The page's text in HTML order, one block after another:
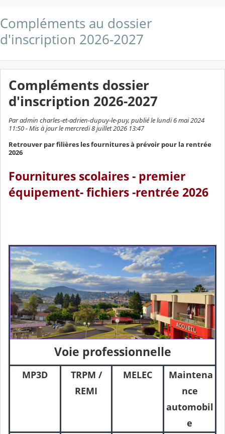
Compléments au dossier
d'inscription 2026-2027
Compléments dossier
d'inscription 2026-2027
Par admin charles-et-adrien-dupuy-le-puy, publié le lundi 6 mai 2024
11:50 - Mis à jour le mercredi 8 juillet 2026 13:47
Retrouver par filières les fournitures à prévoir pour la rentrée
2026
Fournitures scolaires - premier
équipement- fichiers -rentrée 2026
Voie professionnelle
MP3D
TRPM /
REMI
MELEC
Maintena
nce
automobil
e